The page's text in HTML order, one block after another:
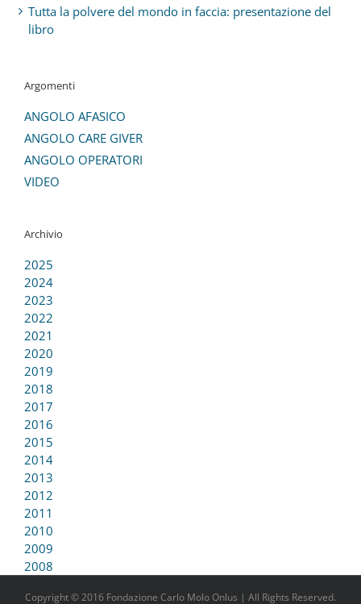
Tutta la polvere del mondo in faccia: presentazione del
libro
Argomenti
ANGOLO AFASICO
ANGOLO CARE GIVER
ANGOLO OPERATORI
VIDEO
Archivio
2025
2024
2023
2022
2021
2020
2019
2018
2017
2016
2015
2014
2013
2012
2011
2010
2009
2008
Copyright © 2016 Fondazione Carlo Molo Onlus | All Rights Reserved.